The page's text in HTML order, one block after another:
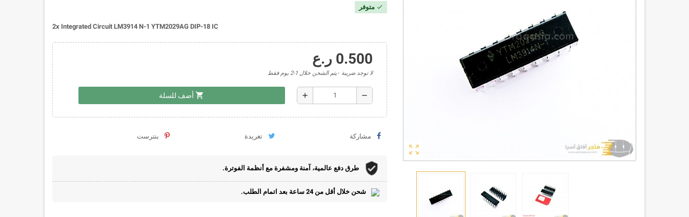
zoom_out_map
check متوفر
2x Integrated Circuit LM3914 N-1 YTM2029AG DIP-18 IC
0.500 ر.ع
لا توجد ضريبة يتم الشحن خلال 1-2 يوم فقط
remove
add
shopping_cart أضف للسلة
مشاركة تغريدة بنترست
طرق دفع عالمية، آمنة ومشفرة مع أنظمة الفوترة.
شحن خلال أقل من 24 ساعة بعد اتمام الطلب.